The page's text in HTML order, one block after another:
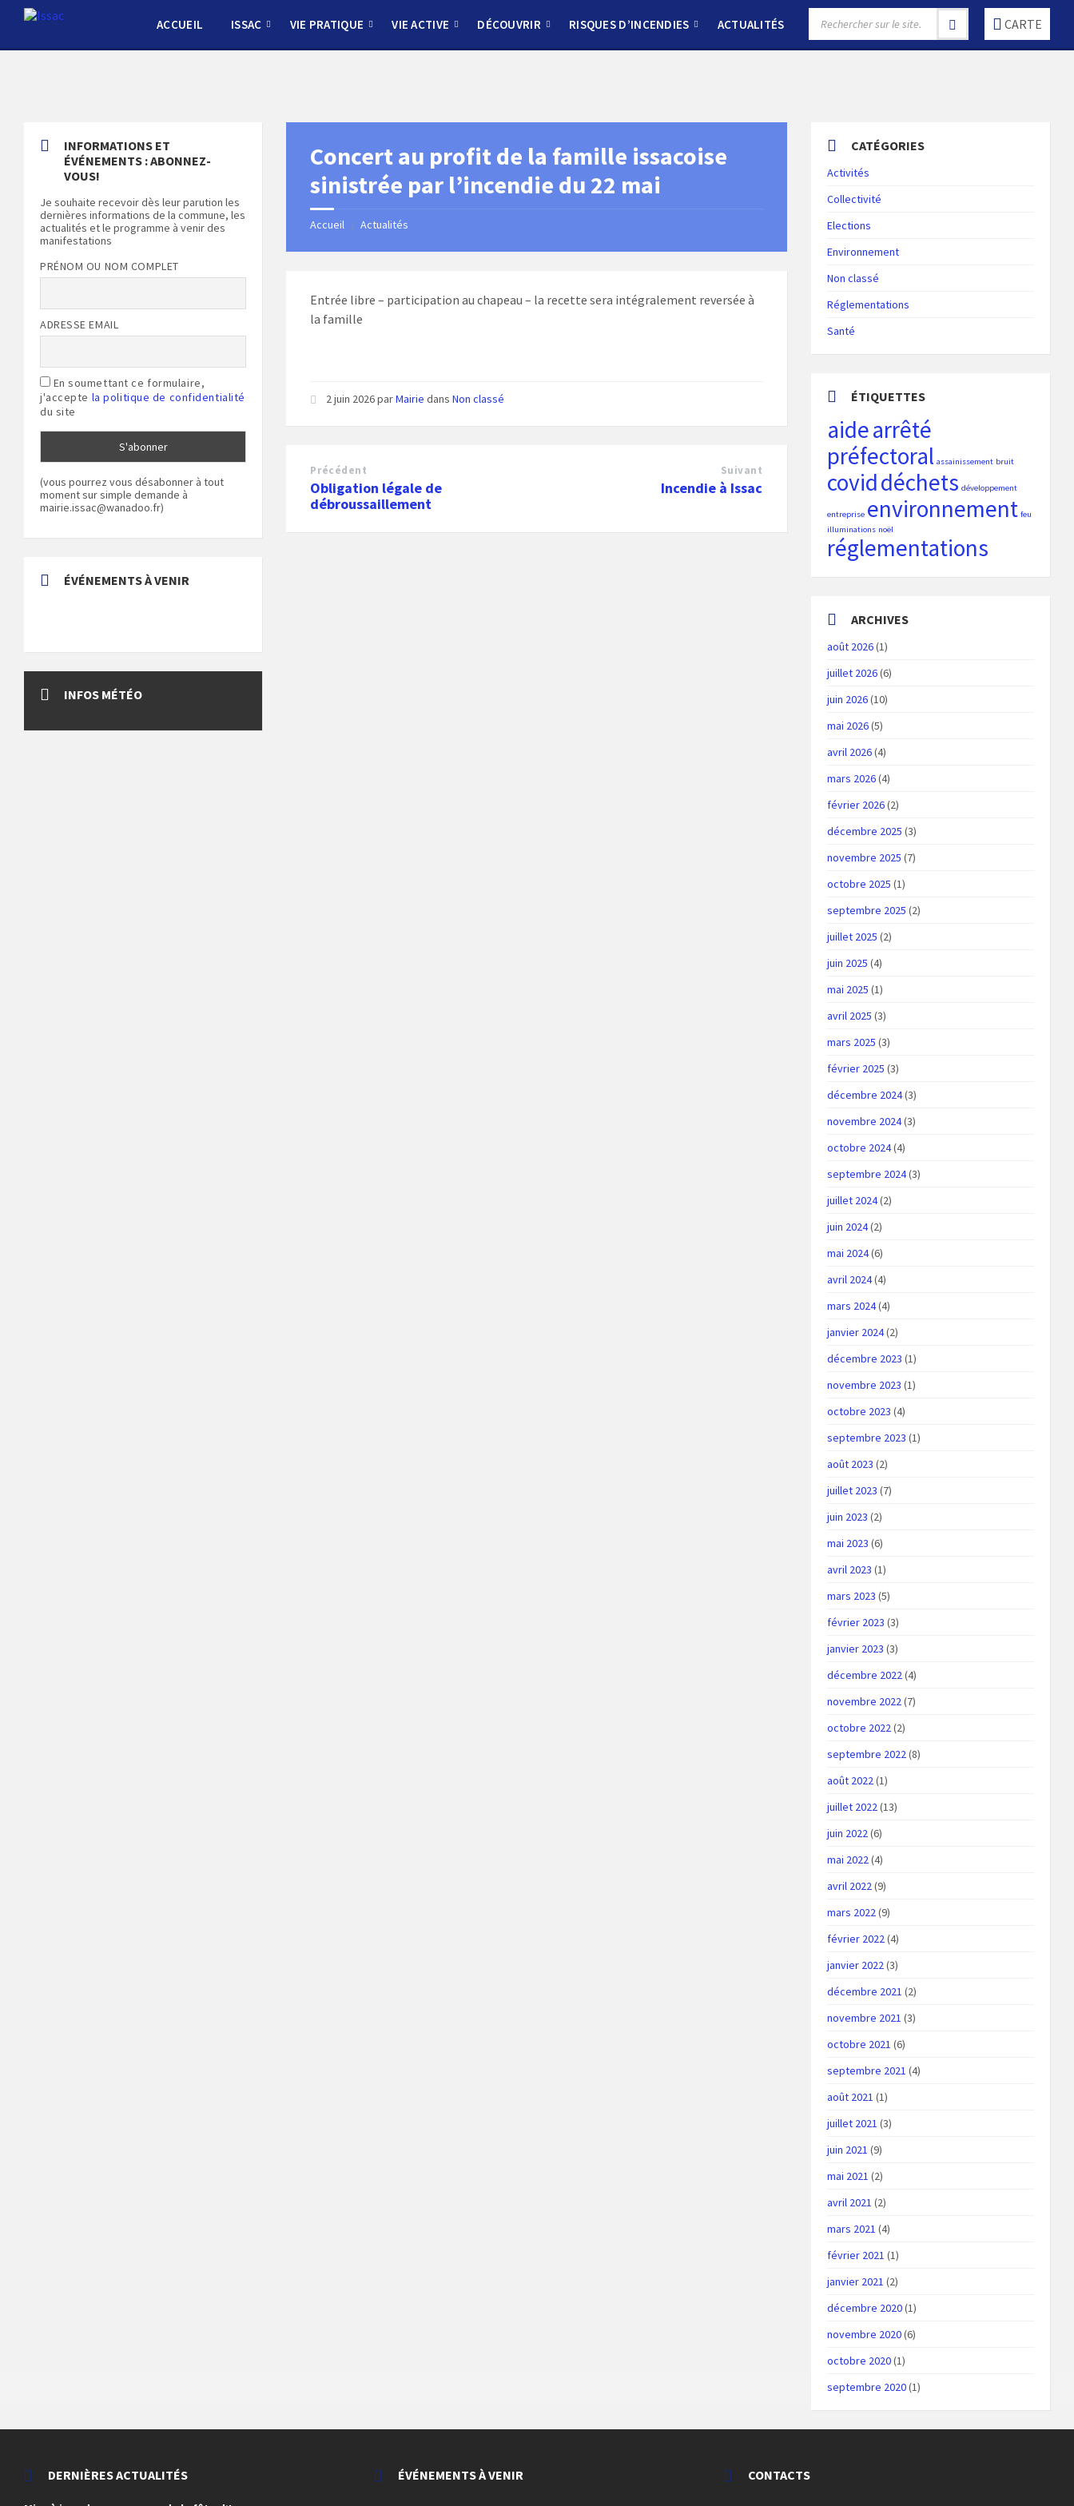
sidebar
sidebar
ACCUEIL ISSAC VIE PRATIQUE VIE ACTIVE DÉCOUVRIR RISQUES D’INCENDIES ACTUALITÉS CARTE
Concert au profit de la famille issacoise
sinistrée par l’incendie du 22 mai
Accueil / Actualités
Entrée libre – participation au chapeau – la recette sera intégralement reversée à
la famille
2 juin 2026parMairie dansNon classé
Précédent
Obligation légale de
débroussaillement
Suivant
Incendie à Issac
INFORMATIONS ET
ÉVÉNEMENTS : ABONNEZ-
VOUS!
Je souhaite recevoir dès leur parution les
dernières informations de la commune, les
actualités et le programme à venir des
manifestations
PRÉNOM OU NOM COMPLET
ADRESSE EMAIL
En soumettant ce formulaire,
j'accepte la politique de confidentialité
du site
(vous pourrez vous désabonner à tout
moment sur simple demande à
mairie.issac@wanadoo.fr)
ÉVÉNEMENTS À VENIR
INFOS MÉTÉO
CATÉGORIES
Activités
Collectivité
Elections
Environnement
Non classé
Réglementations
Santé
ÉTIQUETTES
aidearrêté
préfectoral assainissement bruit
coviddéchets développement
entreprise environnement feu
illuminations noël
réglementations
ARCHIVES
août 2026(1)
juillet 2026(6)
juin 2026(10)
mai 2026(5)
avril 2026(4)
mars 2026(4)
février 2026(2)
décembre 2025 (3)
novembre 2025 (7)
octobre 2025 (1)
septembre 2025 (2)
juillet 2025 (2)
juin 2025 (4)
mai 2025 (1)
avril 2025 (3)
mars 2025 (3)
février 2025 (3)
décembre 2024(3)
novembre 2024(3)
octobre 2024(4)
septembre 2024(3)
juillet 2024(2)
juin 2024(2)
mai 2024(6)
avril 2024(4)
mars 2024(4)
janvier 2024(2)
décembre 2023 (1)
novembre 2023 (1)
octobre 2023 (4)
septembre 2023 (1)
août 2023 (2)
juillet 2023 (7)
juin 2023 (2)
mai 2023 (6)
avril 2023 (1)
mars 2023 (5)
février 2023 (3)
janvier 2023 (3)
décembre 2022(4)
novembre 2022(7)
octobre 2022(2)
septembre 2022(8)
août 2022(1)
juillet 2022(13)
juin 2022(6)
mai 2022(4)
avril 2022(9)
mars 2022(9)
février 2022(4)
janvier 2022(3)
décembre 2021 (2)
novembre 2021 (3)
octobre 2021 (6)
septembre 2021 (4)
août 2021 (1)
juillet 2021 (3)
juin 2021 (9)
mai 2021 (2)
avril 2021 (2)
mars 2021 (4)
février 2021 (1)
janvier 2021 (2)
décembre 2020(1)
novembre 2020(6)
octobre 2020(1)
septembre 2020(1)
DERNIÈRES ACTUALITÉS ÉVÉNEMENTS À VENIR CONTACTS